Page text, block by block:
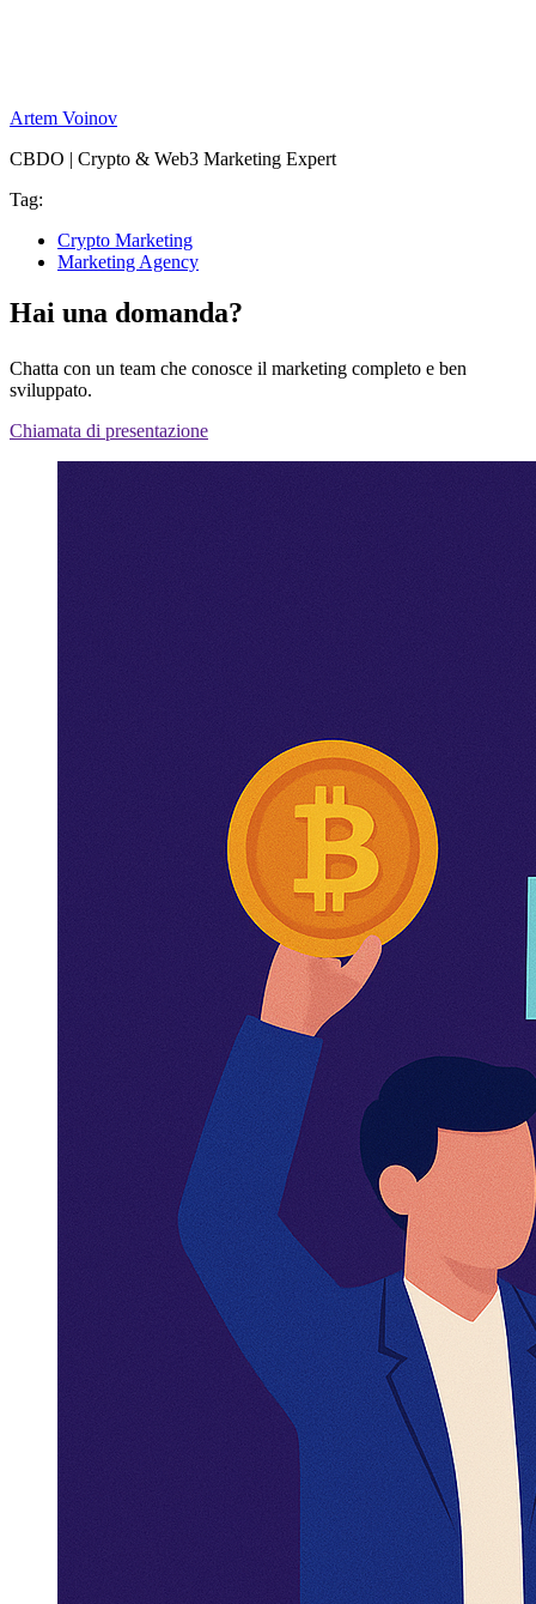
Artem Voinov
CBDO | Crypto & Web3 Marketing Expert
Tag:
Crypto Marketing
Marketing Agency
Hai una domanda?
Chatta con un team che conosce il marketing completo e ben
sviluppato.
Chiamata di presentazione